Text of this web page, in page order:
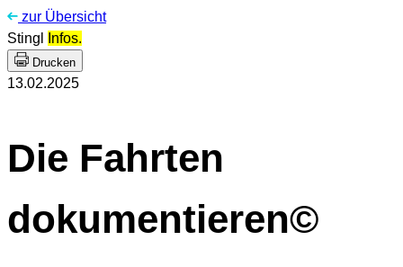
zur Übersicht
Stingl
Infos.
Drucken
13.02.2025
Die Fahrten
dokumentieren©